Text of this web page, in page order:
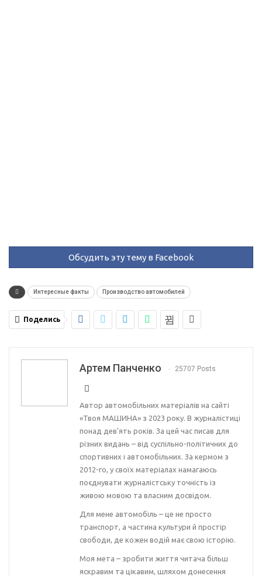
Обсудить эту тему в Facebook
Интересные факты Производство автомобилей
Поделись
Артем Панченко 25707 Posts
Автор автомобільних матеріалів на сайті
«Твоя МАШИНА» з 2023 року. В журналістиці
понад дев’ять років. За цей час писав для
різних видань – від суспільно-політичних до
спортивних і автомобільних. За кермом з
2012-го, у своїх матеріалах намагаюсь
поєднувати журналістську точність із
живою мовою та власним досвідом.
Для мене автомобіль – це не просто
транспорт, а частина культури й простір
свободи, де кожен водій має свою історію.
Моя мета – зробити життя читача більш
яскравим та цікавим, шляхом донесення